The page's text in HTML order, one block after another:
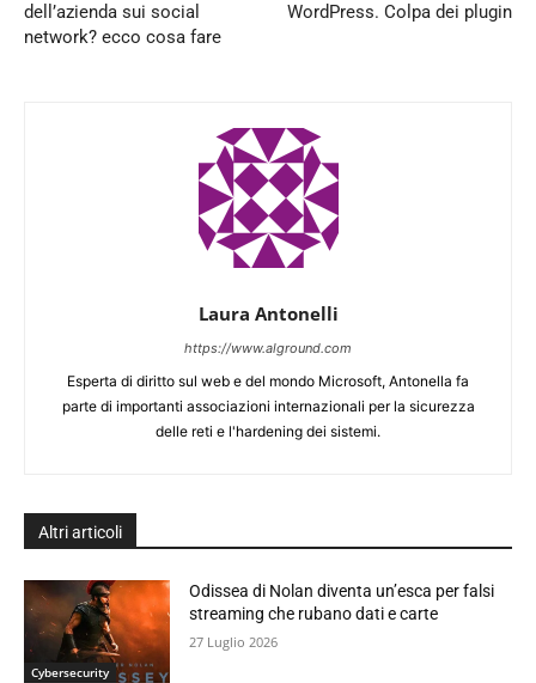
dell’azienda sui social
network? ecco cosa fare
WordPress. Colpa dei plugin
Laura Antonelli
https://www.alground.com
Esperta di diritto sul web e del mondo Microsoft, Antonella fa
parte di importanti associazioni internazionali per la sicurezza
delle reti e l'hardening dei sistemi.
Altri articoli
Cybersecurity
Odissea di Nolan diventa un’esca per falsi
streaming che rubano dati e carte
27 Luglio 2026